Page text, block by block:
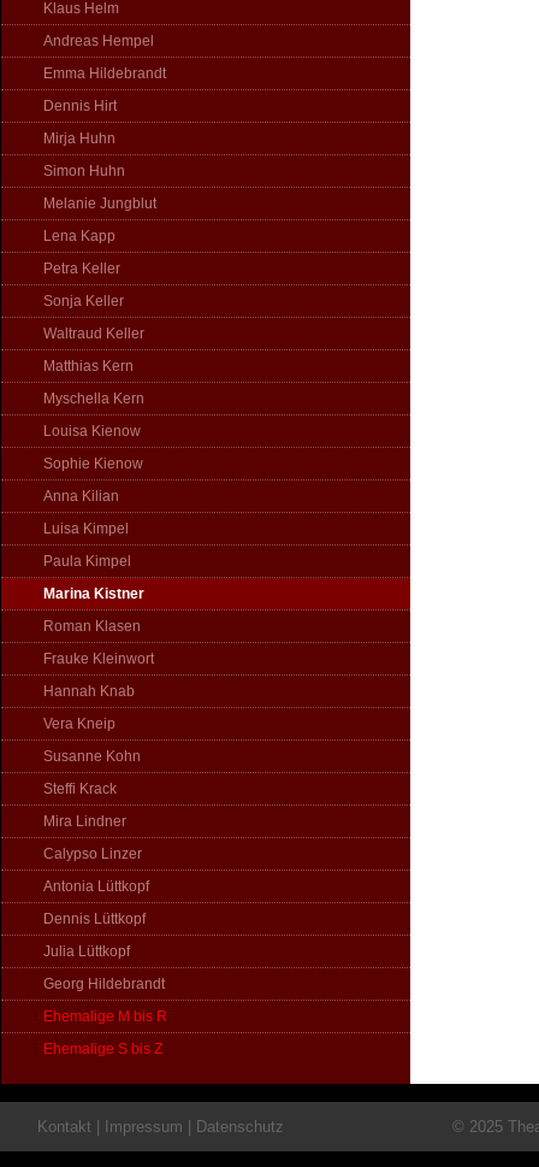
Klaus Helm
Andreas Hempel
Emma Hildebrandt
Dennis Hirt
Mirja Huhn
Simon Huhn
Melanie Jungblut
Lena Kapp
Petra Keller
Sonja Keller
Waltraud Keller
Matthias Kern
Myschella Kern
Louisa Kienow
Sophie Kienow
Anna Kilian
Luisa Kimpel
Paula Kimpel
Marina Kistner
Roman Klasen
Frauke Kleinwort
Hannah Knab
Vera Kneip
Susanne Kohn
Steffi Krack
Mira Lindner
Calypso Linzer
Antonia Lüttkopf
Dennis Lüttkopf
Julia Lüttkopf
Georg Hildebrandt
Ehemalige M bis R
Ehemalige S bis Z
Kontakt Impressum Datenschutz © 2025